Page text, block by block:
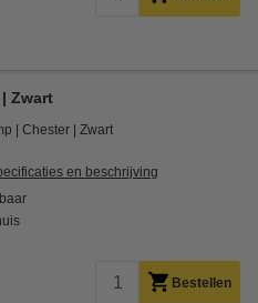
Zwart
Chester Zwart
en beschrijving
Bestellen